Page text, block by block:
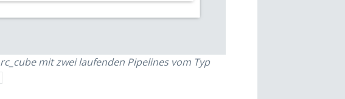
rc_cubemit zwei laufenden Pipelines vom Typ